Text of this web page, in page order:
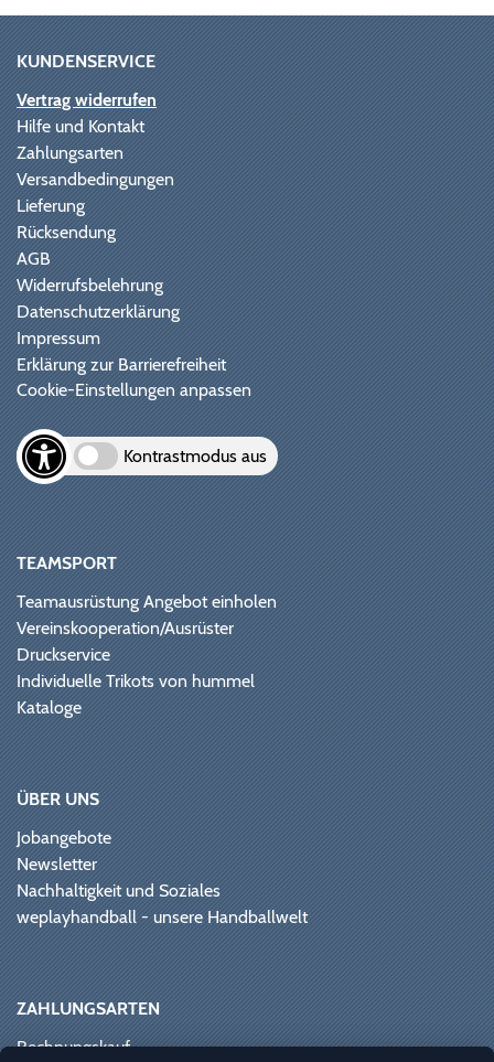
KUNDENSERVICE
Vertrag widerrufen
Hilfe und Kontakt
Zahlungsarten
Versandbedingungen
Lieferung
Rücksendung
AGB
Widerrufsbelehrung
Datenschutzerklärung
Impressum
Erklärung zur Barrierefreiheit
Cookie-Einstellungen anpassen
Kontrastmodus aus
TEAMSPORT
Teamausrüstung Angebot einholen
Vereinskooperation/Ausrüster
Druckservice
Individuelle Trikots von hummel
Kataloge
ÜBER UNS
Jobangebote
Newsletter
Nachhaltigkeit und Soziales
weplayhandball - unsere Handballwelt
ZAHLUNGSARTEN
Rechnungskauf